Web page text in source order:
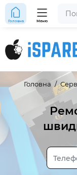
Головна Меню
Головна